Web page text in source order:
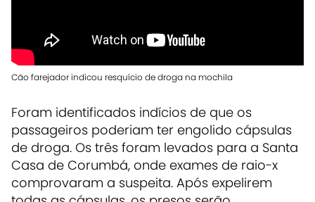
Cão farejador indicou resquício de droga na mochila
Foram identificados indícios de que os
passageiros poderiam ter engolido cápsulas
de droga. Os três foram levados para a Santa
Casa de Corumbá, onde exames de raio-x
comprovaram a suspeita. Após expelirem